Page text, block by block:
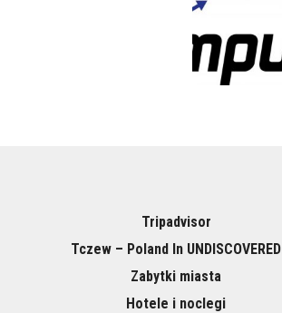
Tripadvisor
Tczew – Poland In UNDISCOVERED
Zabytki miasta
Hotele i noclegi